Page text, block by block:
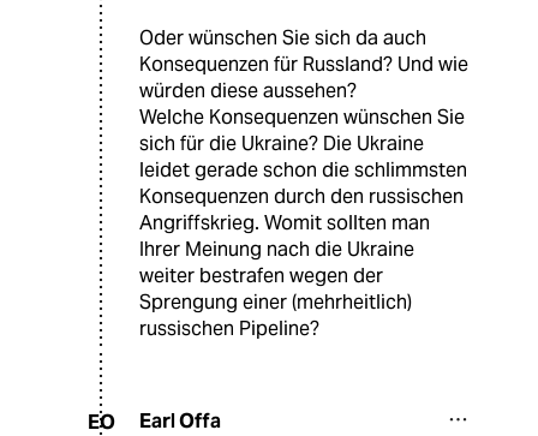
Oder wünschen Sie sich da auch
Konsequenzen für Russland? Und wie
würden diese aussehen?
Welche Konsequenzen wünschen Sie
sich für die Ukraine? Die Ukraine
leidet gerade schon die schlimmsten
Konsequenzen durch den russischen
Angriffskrieg. Womit sollten man
Ihrer Meinung nach die Ukraine
weiter bestrafen wegen der
Sprengung einer (mehrheitlich)
russischen Pipeline?
EO Earl Offa